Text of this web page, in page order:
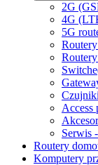
2G
4G
5G
Switche
Czujniki
Access
Serwis
Routery
Komputery